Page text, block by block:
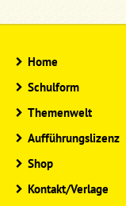
Home
Schulform
Themenwelt
Aufführungslizenz
Shop
Kontakt/Verlage